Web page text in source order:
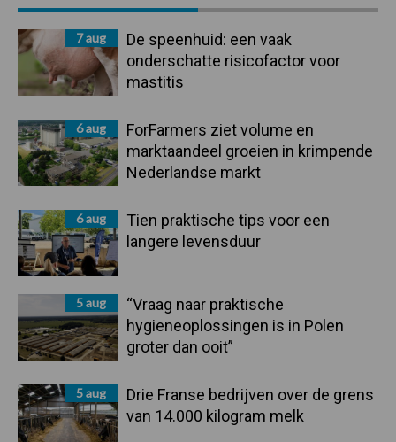
Sidebar
7 aug
De speenhuid: een vaak
onderschatte risicofactor voor
mastitis
6 aug
ForFarmers ziet volume en
marktaandeel groeien in krimpende
Nederlandse markt
6 aug
Tien praktische tips voor een
langere levensduur
5 aug
“Vraag naar praktische
hygieneoplossingen is in Polen
groter dan ooit”
5 aug
Drie Franse bedrijven over de grens
van 14.000 kilogram melk